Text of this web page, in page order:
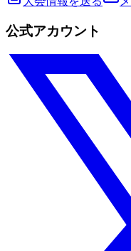
公式アカウント